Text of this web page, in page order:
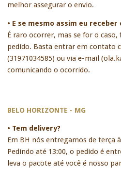
melhor assegurar o envio.
• E se mesmo assim eu
É raro ocorrer, mas se for o caso,
pedido. Basta entrar em contato
(31971034585) ou via e-mail (
comunicando o ocorrido.
BELO HORIZONTE - MG
• Tem delivery?
Em BH nós entregamos de terça
Pedindo até 13:00, o pedido é
leva o pacote até você é nosso